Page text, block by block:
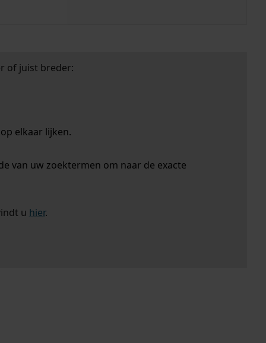
of juist breder:
elkaar lijken.
van uw zoektermen om naar de exacte
u hier.